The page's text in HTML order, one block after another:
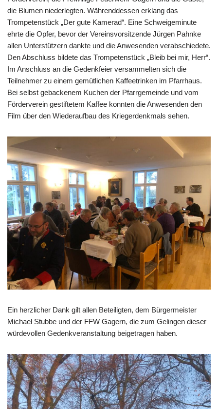
die Blumen niederlegten. Währenddessen erklang das
Trompetenstück „Der gute Kamerad“. Eine Schweigeminute
ehrte die Opfer, bevor der Vereinsvorsitzende Jürgen Pahnke
allen Unterstützern dankte und die Anwesenden verabschiedete.
Den Abschluss bildete das Trompetenstück „Bleib bei mir, Herr“.
Im Anschluss an die Gedenkfeier versammelten sich die
Teilnehmer zu einem gemütlichen Kaffeetrinken im Pfarrhaus.
Bei selbst gebackenem Kuchen der Pfarrgemeinde und vom
Förderverein gestiftetem Kaffee konnten die Anwesenden den
Film über den Wiederaufbau des Kriegerdenkmals sehen.
Ein herzlicher Dank gilt allen Beteiligten, dem Bürgermeister
Michael Stubbe und der FFW Gagern, die zum Gelingen dieser
würdevollen Gedenkveranstaltung beigetragen haben.